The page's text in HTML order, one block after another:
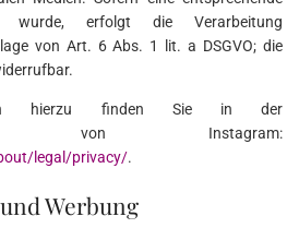
wurde, erfolgt die Verarbeitung
von Art. 6 Abs. 1 lit. a DSGVO; die
hierzu finden Sie in der
von Instagram:
legal/privacy/.
Werbung